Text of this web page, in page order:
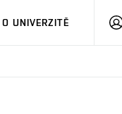
O UNIVERZITĚ